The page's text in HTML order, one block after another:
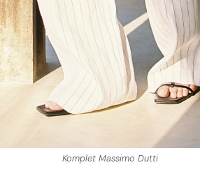
Komplet Massimo Dutti